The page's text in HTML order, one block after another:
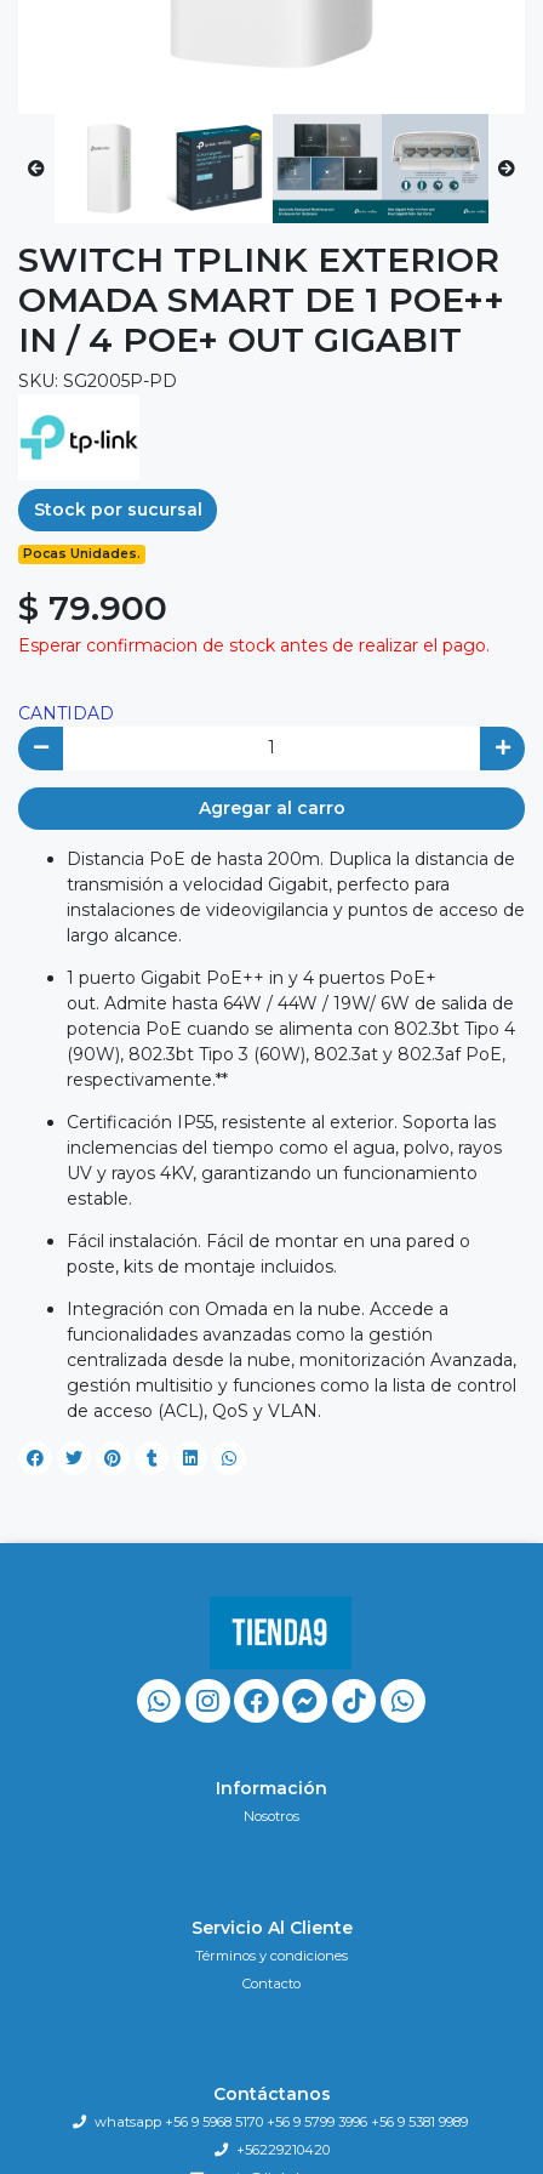
SWITCH TPLINK EXTERIOR
OMADA SMART DE 1 POE++
IN / 4 POE+ OUT GIGABIT
SKU: SG2005P-PD
Stock por sucursal
Pocas Unidades.
$ 79.900
Esperar confirmacion de stock antes de realizar el pago.
CANTIDAD
Agregar al carro
Distancia PoE de hasta 200m. Duplica la distancia de
transmisión a velocidad Gigabit, perfecto para
instalaciones de videovigilancia y puntos de acceso de
largo alcance.
1 puerto Gigabit PoE++ in y 4 puertos PoE+
out. Admite hasta 64W / 44W / 19W/ 6W de salida de
potencia PoE cuando se alimenta con 802.3bt Tipo 4
(90W), 802.3bt Tipo 3 (60W), 802.3at y 802.3af PoE,
respectivamente.**
Certificación IP55, resistente al exterior. Soporta las
inclemencias del tiempo como el agua, polvo, rayos
UV y rayos 4KV, garantizando un funcionamiento
estable.
Fácil instalación. Fácil de montar en una pared o
poste, kits de montaje incluidos.
Integración con Omada en la nube. Accede a
funcionalidades avanzadas como la gestión
centralizada desde la nube, monitorización Avanzada,
gestión multisitio y funciones como la lista de control
de acceso (ACL), QoS y VLAN.
Información
Nosotros
Servicio Al Cliente
Términos y condiciones
Contacto
Contáctanos
whatsapp +56 9 5968 5170 +56 9 5799 3996 +56 9 5381 9989
+56229210420